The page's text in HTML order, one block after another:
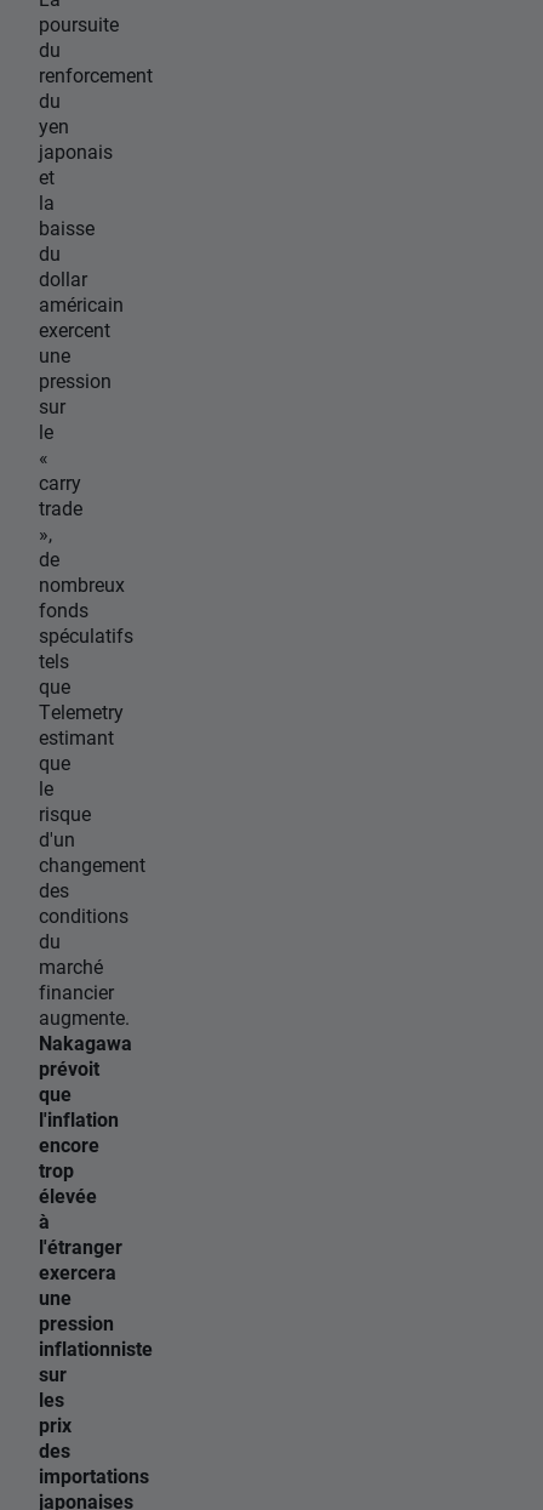
poursuite
du
renforcement
du
yen
japonais
et
la
baisse
du
dollar
américain
exercent
une
pression
sur
le
«
carry
trade
»,
de
nombreux
fonds
spéculatifs
tels
que
Telemetry
estimant
que
le
risque
d'un
changement
des
conditions
du
marché
financier
augmente.
Nakagawa
prévoit
que
l'inflation
encore
trop
élevée
à
l'étranger
exercera
une
pression
inflationniste
sur
les
prix
des
importations
japonaises